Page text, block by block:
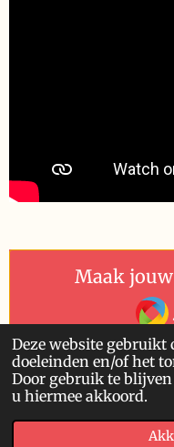
Deze website gebruikt
doeleinden en/of het
Door gebruik te
u hiermee akkoord.
Maak